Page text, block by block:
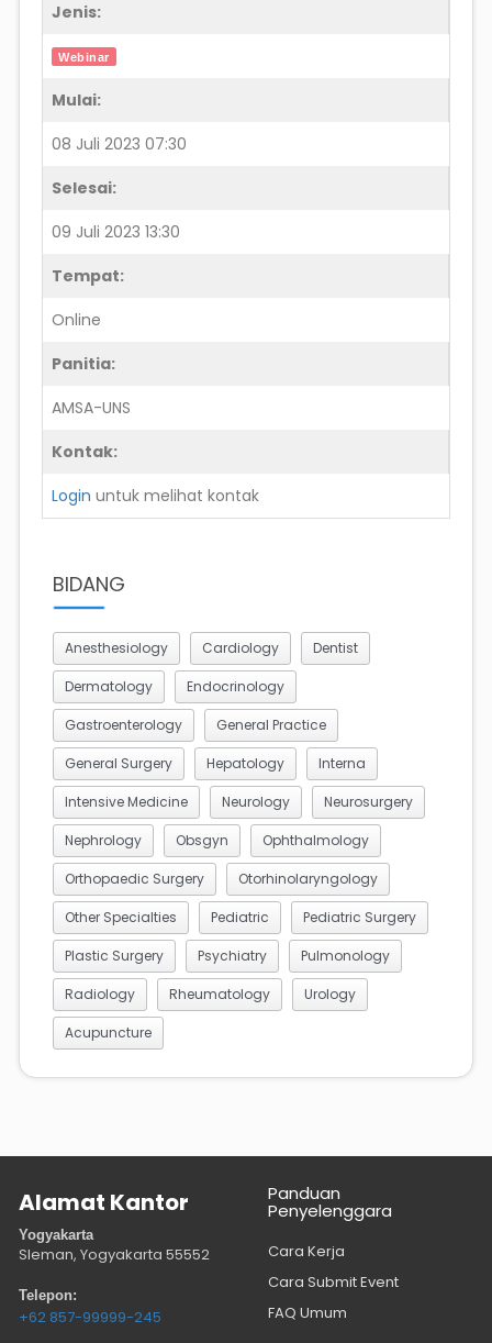
Jenis:
Webinar
Mulai:
08 Juli 2023 07:30
Selesai:
09 Juli 2023 13:30
Tempat:
Online
Panitia:
AMSA-UNS
Kontak:
Login untuk melihat kontak
BIDANG
Anesthesiology Cardiology Dentist
Dermatology Endocrinology
Gastroenterology General Practice
General Surgery Hepatology Interna
Intensive Medicine Neurology Neurosurgery
Nephrology Obsgyn Ophthalmology
Orthopaedic Surgery Otorhinolaryngology
Other Specialties Pediatric Pediatric Surgery
Plastic Surgery Psychiatry Pulmonology
Radiology Rheumatology Urology
Acupuncture
Alamat Kantor
Yogyakarta
Sleman, Yogyakarta 55552
Telepon:
+62 857-99999-245
Panduan
Penyelenggara
Cara Kerja
Cara Submit Event
FAQ Umum